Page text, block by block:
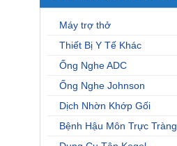
Máy trợ thở
Thiết Bị Y Tế Khác
Ống Nghe ADC
Ống Nghe Johnson
Dịch Nhờn Khớp Gối
Bệnh Hậu Môn Trực Tràng